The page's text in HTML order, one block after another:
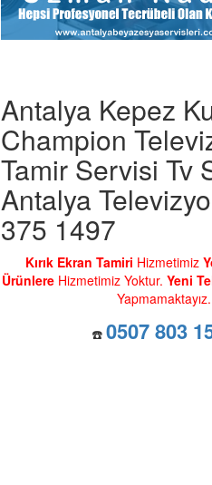
Antalya Kepez
Champion
Tamir Servisi Tv
Antalya
375 1497
Kırık Ekran Tamiri Hizmetimiz
Ürünlere Hizmetimiz Yoktur. Yeni
Yapmamaktayız.
☎️ 0507 803